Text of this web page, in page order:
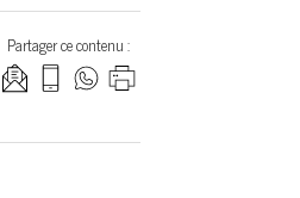
Partager ce contenu :